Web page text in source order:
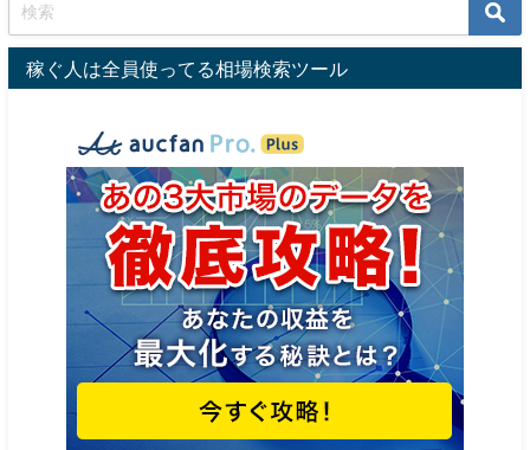
稼ぐ人は全員使ってる相場検索ツール